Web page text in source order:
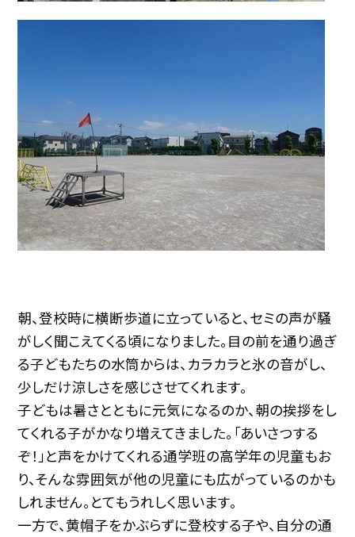
朝、登校時に横断歩道に立っていると、セミの声が騒
がしく聞こえてくる頃になりました。目の前を通り過ぎ
る子どもたちの水筒からは、カラカラと氷の音がし、
少しだけ涼しさを感じさせてくれます。
子どもは暑さとともに元気になるのか、朝の挨拶をし
てくれる子がかなり増えてきました。「あいさつする
ぞ！」と声をかけてくれる通学班の高学年の児童もお
り、そんな雰囲気が他の児童にも広がっているのかも
しれません。とてもうれしく思います。
一方で、黄帽子をかぶらずに登校する子や、自分の通